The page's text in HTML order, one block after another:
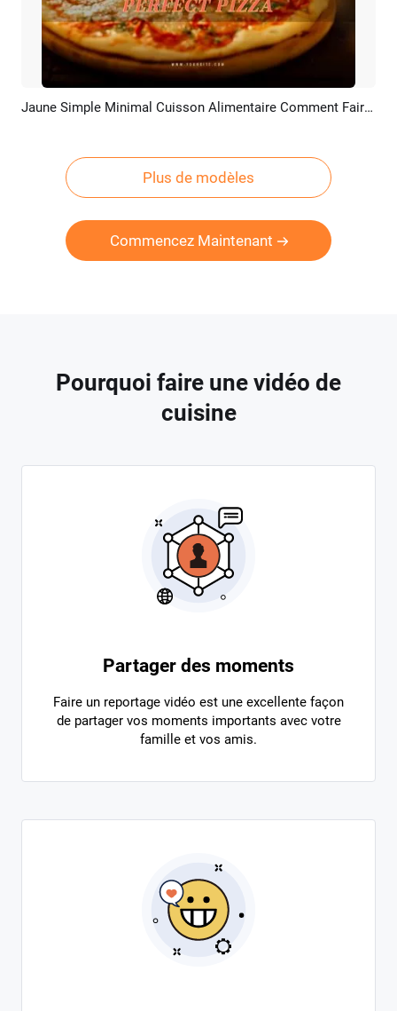
Aperçu Créer IA Jaune Simple Minimal Cuisson Alimentaire Comment Faire Pizza Guide Conseils étapes
Plus de modèles
Commencez Maintenant
Pourquoi faire une vidéo de
cuisine
Partager des moments
Faire un reportage vidéo est une excellente façon
de partager vos moments importants avec votre
famille et vos amis.